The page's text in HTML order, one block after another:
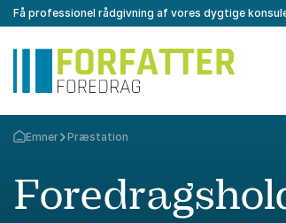
Få professionel rådgivning af vores dygtige
Tilbage til forsiden
Emner Præstation